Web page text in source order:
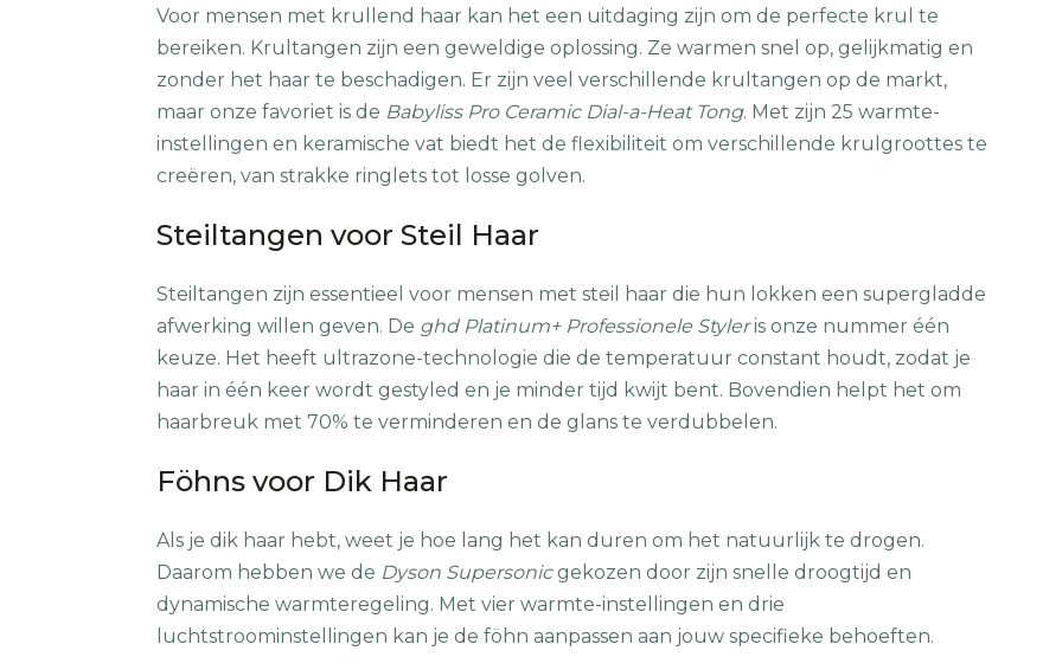
Voor mensen met krullend haar kan het een uitdaging zijn om de perfecte krul te
bereiken. Krultangen zijn een geweldige oplossing. Ze warmen snel op, gelijkmatig en
zonder het haar te beschadigen. Er zijn veel verschillende krultangen op de markt,
maar onze favoriet is de Babyliss Pro Ceramic Dial-a-Heat Tong. Met zijn 25 warmte-
instellingen en keramische vat biedt het de flexibiliteit om verschillende krulgroottes te
creëren, van strakke ringlets tot losse golven.
Steiltangen voor Steil Haar
Steiltangen zijn essentieel voor mensen met steil haar die hun lokken een supergladde
afwerking willen geven. De ghd Platinum+ Professionele Styleris onze nummer één
keuze. Het heeft ultrazone-technologie die de temperatuur constant houdt, zodat je
haar in één keer wordt gestyled en je minder tijd kwijt bent. Bovendien helpt het om
haarbreuk met 70% te verminderen en de glans te verdubbelen.
Föhns voor Dik Haar
Als je dik haar hebt, weet je hoe lang het kan duren om het natuurlijk te drogen.
Daarom hebben we de Dyson Supersonicgekozen door zijn snelle droogtijd en
dynamische warmteregeling. Met vier warmte-instellingen en drie
luchtstroominstellingen kan je de föhn aanpassen aan jouw specifieke behoeften.